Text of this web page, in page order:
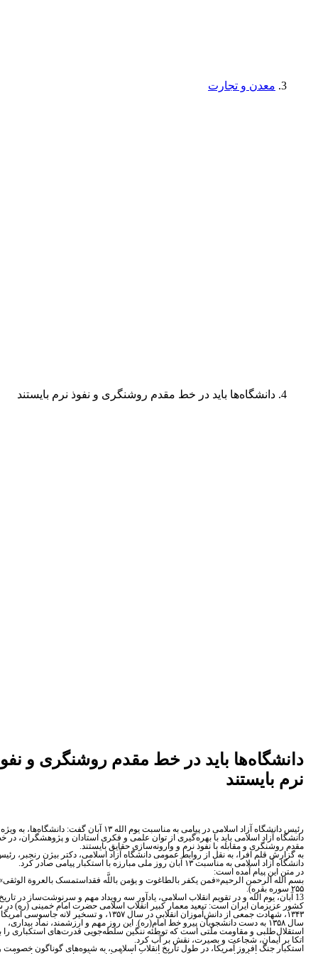
معدن و تجارت
دانشگاه‌ها باید در خط مقدم روشنگری و نفوذ نرم بایستند
باید در خط مقدم روشنگری و نفوذ
بایستند
رئیس دانشگاه آزاد اسلامی در پیامی به مناسبت یوم الله ۱۳ آبان گفت: دانشگاه‌ها، به ویژه
آزاد اسلامی باید با بهره‌گیری از توان علمی و فکری استادان و پژوهشگران، در خط
و مقابله با نفوذ نرم و وارونه‌سازی حقایق بایستند.
قلم افرا، به نقل از روابط عمومی دانشگاه آزاد اسلامی، دکتر بیژن رنجبر، رئیس
به مناسبت ۱۳ آبان روز ملی مبارزه با استکبار پیامی صادر کرد.
این پیام آمده است:
الرحمن الرحیم«فمن یکفر بالطاغوت و یؤمن باللَّه فقداستمسک بالعروة الوثقی» (آیه
یوم الله و در تقویم انقلاب اسلامی، یادآور سه رویداد مهم و سرنوشت‌ساز در تاریخ
ایران است: تبعید معمار کبیر انقلاب اسلامی حضرت امام خمینی (ره) در سال
۱۳۴۳، شهادت جمعی از دانش‌آموزان انقلابی در سال ۱۳۵۷، و تسخیر لانه جاسوسی آمریکا در
سال ۱۳۵۸ به دست دانشجویان پیرو خط امام(ره). این روز مهم و ارزشمند، نماد بیداری،
و مقاومت ملتی است که توطئه ننگین سلطه‌جویی قدرت‌های استکباری را با
ایمان، شجاعت و بصیرت، نقش بر آب کرد.
جنگ افروز آمریکا، در طول تاریخ انقلاب اسلامی، به شیوه‌های گوناگون خصومت و